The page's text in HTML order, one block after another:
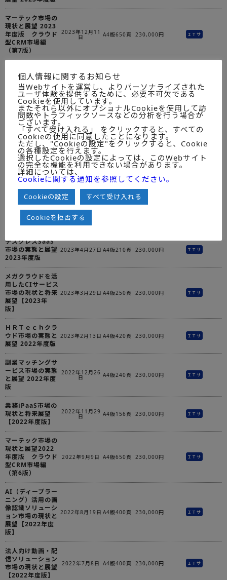
マーテック市場の
現状と展望 2023
年度版 クラウド
型CRM市場編
（第7版）
2023年12月11
日 A4版650頁 230,000円 ＩＴサ
現状と将来展望
【2023年度版】
2023年11月30
日 A4版160頁
AI（ディープラー
ニング）活用の画
像認識ソリューシ
ョン市場の現状と
展望 2023年度版
2023年8月31日 A4版400頁 230,000円 ＩＴサ
生成AI導入コンサ
ルティングサービ
ス市場動向 2023
年度版
2023年8月18日A4版220頁 230,000円
SaaS管理・開発
(SaaS for SaaS)
市場の実態と展望
2023年度版
2023年7月26日
デスクレスSaaS
市場の実態と展望
2023年度版
2023年4月27日 A4版210頁 230,000円 ＩＴサ
メガクラウドを活
用したCIサービス
市場の現状と将来
展望【2023年
版】
2023年3月29日 A4版250頁 230,000円 ＩＴサ
ＨＲＴｅｃｈクラ
ウド市場の実態と
展望 2022年度版
2023年2月13日 A4版420頁 230,000円 ＩＴサ
副業マッチングサ
ービス市場の実態
と展望 2022年度
版
2022年12月26
日 A4版240頁 230,000円 ＩＴサ
業務iPaaS市場の
現状と将来展望
【2022年度版】
2022年11月29
日 A4版156頁 230,000円 ＩＴサ
マーテック市場の
現状と展望2022
年度版 クラウド
型CRM市場編
（第6版）
2022年9月9日 A4版650頁 230,000円 ＩＴサ
AI（ディープラー
ニング）活用の画
像認識ソリューシ
ョン市場の現状と
展望【2022年度
版】
2022年8月19日 A4版400頁 230,000円 ＩＴサ
法人向け動画・配
信ソリューション
市場の現状と展望
【2022年度版】
2022年7月8日 A4版400頁 230,000円 ＩＴサ
個人情報に関するお知らせ
当Webサイトを運営し、よりパーソナライズされた
ユーザ体験を提供するために、必要不可欠である
Cookieを使用しています。
またそれら以外にオプショナルCookieを使用して訪
問数やトラフィックソースなどの分析を行う場合が
ございます。
「すべて受け入れる」 をクリックすると、すべての
Cookieの使用に同意したことになります。
ただし、"Cookieの設定"をクリックすると、Cookie
の各種設定を行えます。
選択したCookieの設定によっては、このWebサイト
の完全な機能を利用できない場合があります。
詳細については、
Cookieに関する通知を参照してください。
Cookieの設定 すべて受け入れる
Cookieを拒否する